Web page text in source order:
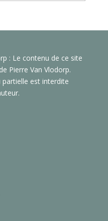
: Le contenu de ce site
Pierre Van Vlodorp.
est interdite